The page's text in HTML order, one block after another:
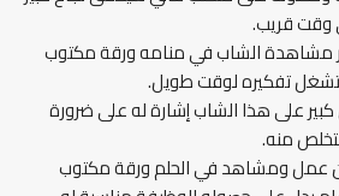
قريب.
مشاهدة الشاب في منامه ورقة مكتوب
تشغل تفكيره لوقت طويل.
على هذا الشاب إشارة له على ضرورة
منه.
عمل ومشاهد في الحلم ورقة مكتوب